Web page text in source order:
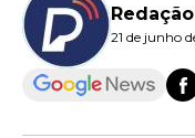
Redação
21 de junho